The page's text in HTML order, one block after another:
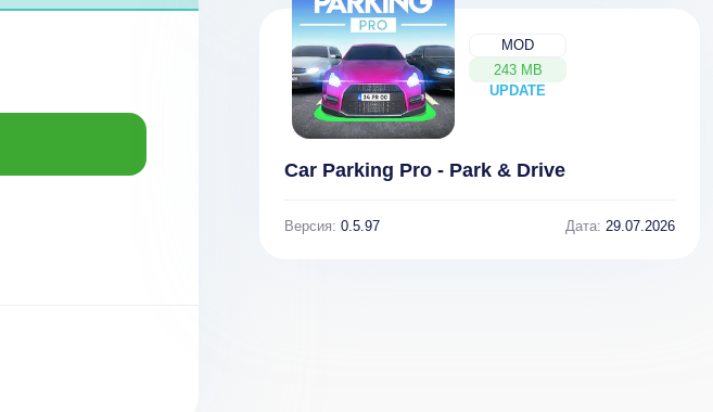
MOD
243 MB
UPDATE
NEW
Car Parking Pro - Park & Drive
Версия: 0.5.97 Дата: 29.07.2026